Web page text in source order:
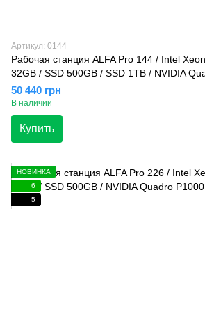
Артикул: 0144
Рабочая станция ALFA Pro 144 / Intel
32GB / SSD 500GB / SSD 1TB / NVIDIA
50 440 грн
В наличии
Купить
НОВИНКА
6
5